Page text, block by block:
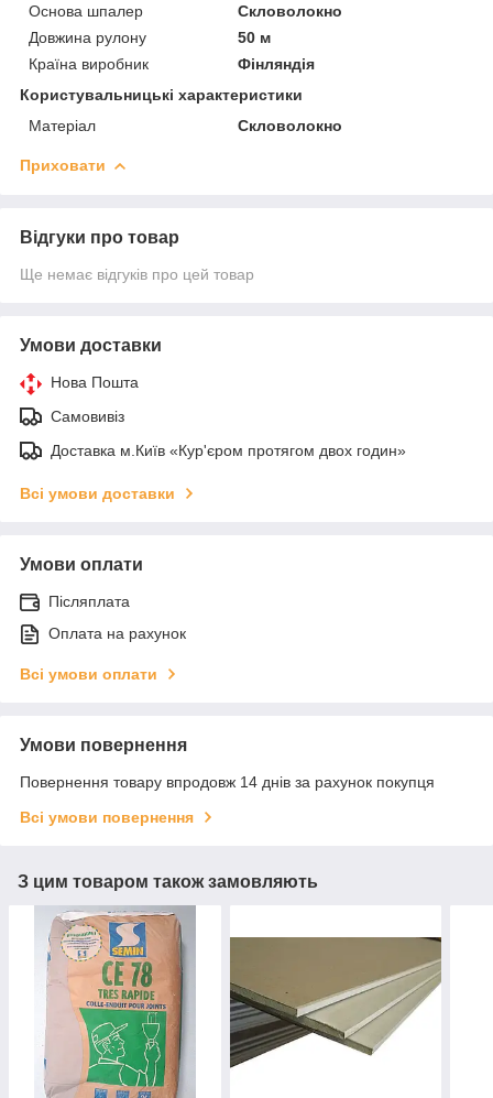
Основа шпалер
Скловолокно
Довжина рулону
50 м
Країна виробник
Фінляндія
Користувальницькі характеристики
Матеріал
Скловолокно
Приховати
Відгуки про товар
Ще немає відгуків про цей товар
Умови доставки
Нова Пошта
Самовивіз
Доставка м.Київ «Кур'єром протягом двох годин»
Всі умови доставки
Умови оплати
Післяплата
Оплата на рахунок
Всі умови оплати
Умови повернення
Повернення товару впродовж 14 днів за рахунок покупця
Всі умови повернення
З цим товаром також замовляють